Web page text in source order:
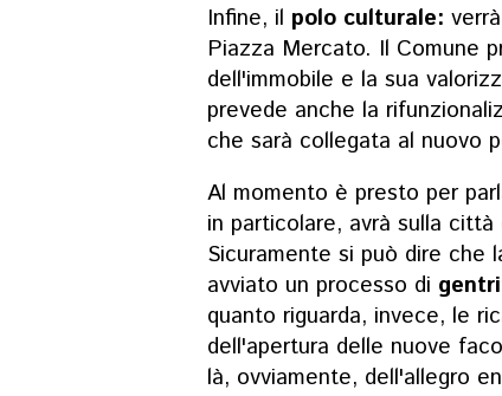
Infine, il polo culturale:
Piazza Mercato. Il Comune
dell'immobile e la sua
prevede anche la
che sarà collegata al nuovo
Al momento è presto per
in particolare, avrà sulla
Sicuramente si può dire che
avviato un processo di
quanto riguarda, invece, le
dell'apertura delle nuove
là, ovviamente, dell'allegro